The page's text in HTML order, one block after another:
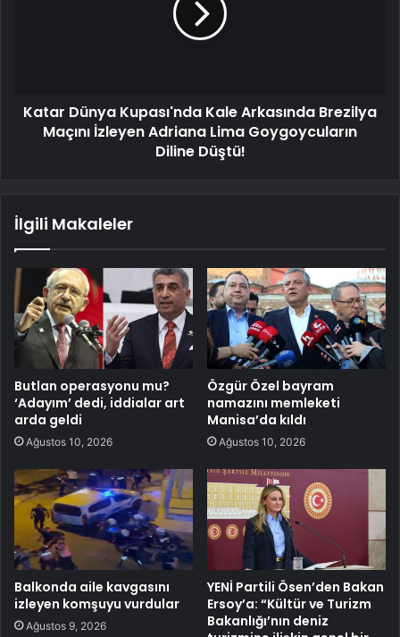
Katar Dünya Kupası'nda Kale Arkasında Brezilya
Maçını İzleyen Adriana Lima Goygoycuların
Diline Düştü!
İlgili Makaleler
Butlan operasyonu mu?
‘Adayım’ dedi, iddialar art
arda geldi
Ağustos 10, 2026
Özgür Özel bayram
namazını memleketi
Manisa’da kıldı
Ağustos 10, 2026
Balkonda aile kavgasını
izleyen komşuyu vurdular
Ağustos 9, 2026
YENİ Partili Ösen’den Bakan
Ersoy’a: “Kültür ve Turizm
Bakanlığı’nın deniz